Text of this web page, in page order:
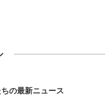
の最新ニュース